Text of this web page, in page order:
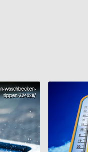
waschbecken-
tippen-3240211/